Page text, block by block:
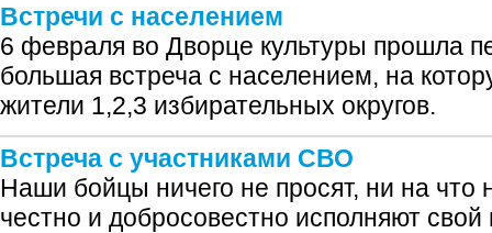
Встречи с населением
6 февраля во Дворце культуры прошла
большая встреча с населением, на
жители 1,2,3 избирательных округов.
Встреча с участниками СВО
Наши бойцы ничего не просят, ни на что
честно и добросовестно исполняют свой